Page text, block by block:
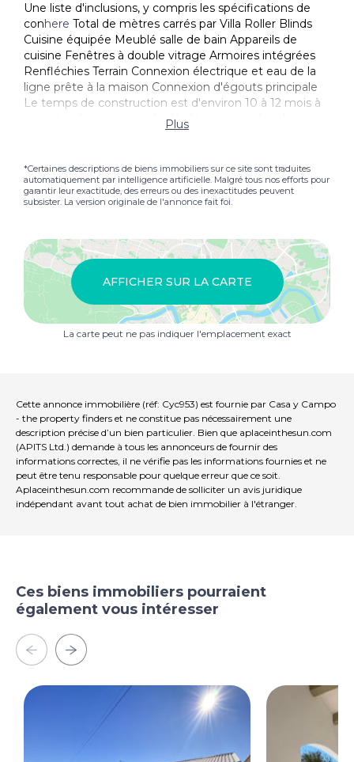
Une liste d'inclusions, y compris les spécifications de
conhere Total de mètres carrés par Villa Roller Blinds
Cuisine équipée Meublé salle de bain Appareils de
cuisine Fenêtres à double vitrage Armoires intégrées
Renfléchies Terrain Connexion électrique et eau de la
ligne prête à la maison Connexion d'égouts principale
Le temps de construction est d'environ 10 à 12 mois à
compter du paiement du dépôt, avec un plan de
Réservation de Terrain: 3000 €
50% de paiement en €s à l'achèvement de la
construction et à la signature de l'acte. Bien que la
construction d'une propriété à partir de zéro prenne
le Terrain choisi, la couleur des tuiles de toit, les prises,
les accessoires de cuisine et de salle de bain, etc.
seront exactement à votre goût et à vos spécifications.
Les prix dépendent du Surface construite et du Terrain
que vous choisissez. Ci-dessous, des exemples de
conceptions Villa avec des plans d'étage parmi lesquels
Un Terrain a 650m2 le premier à réserver cette
Piscine les prix commencent à 16 000€ pour une
piscine finie avec carrelage en mosaïque couleur de
votre choix. Soyez le premier à choisir votre Terrain et
votre nouvelle maison dans la belle campagne de
Almeria~Andalousie, Espagne. NB: Les données sont
disponibles en ligne. Une fois votre nouvelle maison
mise en concurrence: - Vous recevrez un certificat de
constructeur. Vous vous rendrez ensuite au notaire
avec votre avocat pour obtenir l'Escritura de Obra
avec une évaluation du bien. Il sera inscrit au registre
des biens. Pour ce fait, vous payez une taxe de 1,5% à
Plus
*Certaines descriptions de biens immobiliers sur ce site sont traduites
automatiquement par intelligence artificielle. Malgré tous nos efforts pour
garantir leur exactitude, des erreurs ou des inexactitudes peuvent
subsister. La version originale de l'annonce fait foi.
AFFICHER SUR LA CARTE
La carte peut ne pas indiquer l'emplacement exact
Cette annonce immobilière (réf: Cyc953) est fournie par Casa y Campo
- the property finders et ne constitue pas nécessairement une
description précise d’un bien particulier. Bien que aplaceinthesun.com
(APITS Ltd.) demande à tous les annonceurs de fournir des
informations correctes, il ne vérifie pas les informations fournies et ne
peut être tenu responsable pour quelque erreur que ce soit.
Aplaceinthesun.com recommande de solliciter un avis juridique
indépendant avant tout achat de bien immobilier à l'étranger.
Ces biens immobiliers pourraient
également vous intéresser